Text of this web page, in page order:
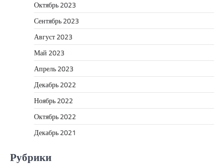
Октябрь 2023
Сентябрь 2023
Август 2023
Май 2023
Апрель 2023
Декабрь 2022
Ноябрь 2022
Октябрь 2022
Декабрь 2021
Рубрики